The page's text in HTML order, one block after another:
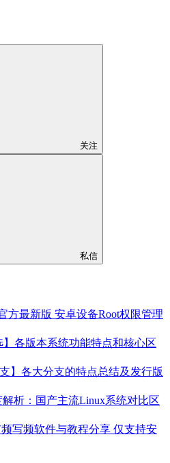
关注
私信
方最新版 安卓设备Root权限管理
】各版本系统功能特点和核心区
】各大分支的特点总结及发行版
解析：国产主流Linux系统对比区
频写频软件与教程分享 仅支持安